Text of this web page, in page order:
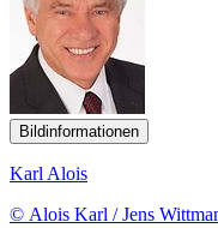
Bildinformationen
Karl Alois
© Alois Karl / Jens